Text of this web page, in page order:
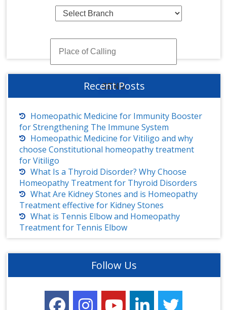
Recent Posts
Homeopathic Medicine for Immunity Booster
for Strengthening The Immune System
Homeopathic Medicine for Vitiligo and why
choose Constitutional homeopathy treatment
for Vitiligo
What Is a Thyroid Disorder? Why Choose
Homeopathy Treatment for Thyroid Disorders
What Are Kidney Stones and is Homeopathy
Treatment effective for Kidney Stones
What is Tennis Elbow and Homeopathy
Treatment for Tennis Elbow
Follow Us